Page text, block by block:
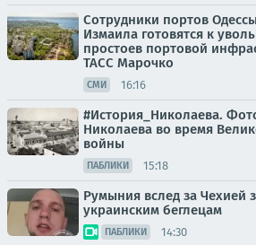
Сотрудники портов
Измаила готовятся к
простоев портовой
ТАСС Марочко
СМИ 16:16
#История_Николаева.
Николаева во время
войны
ПАБЛИКИ 15:18
Румыния вслед за Чехией
украинским беглецам
ПАБЛИКИ 14:30